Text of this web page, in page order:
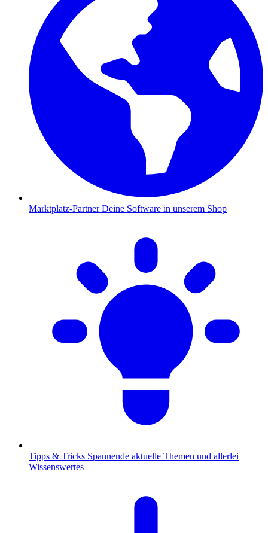
Marktplatz-Partner Deine Software in unserem Shop
Tipps & Tricks Spannende aktuelle Themen und allerlei
Wissenswertes